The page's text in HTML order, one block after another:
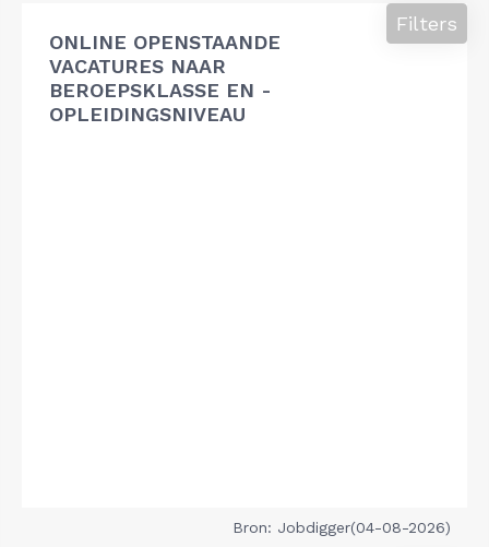
ONLINE OPENSTAANDE
VACATURES NAAR
BEROEPSKLASSE EN -
OPLEIDINGSNIVEAU
Filters
Bron: Jobdigger(04-08-2026)